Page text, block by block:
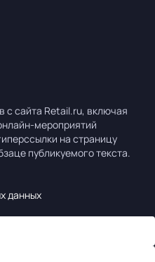
с сайта Retail.ru, включая
мероприятий
на страницу
публикуемого текста.
данных